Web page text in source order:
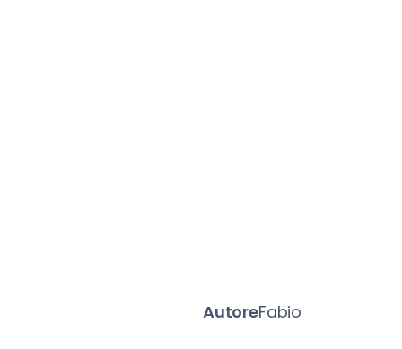
AutoreFabio